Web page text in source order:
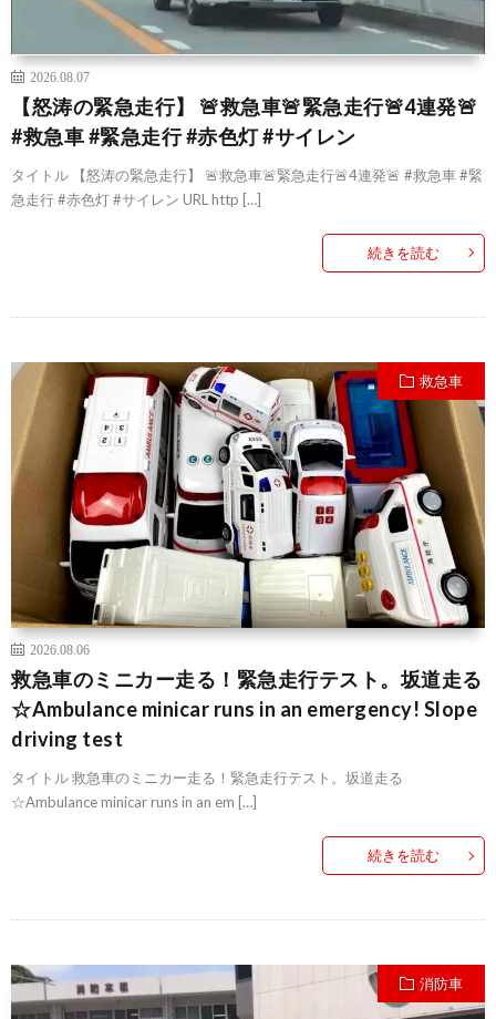
2026.08.07
【怒涛の緊急走行】 🚨救急車🚨緊急走行🚨4連発🚨
#救急車 #緊急走行 #赤色灯 #サイレン
タイトル 【怒涛の緊急走行】 🚨救急車🚨緊急走行🚨4連発🚨 #救急車 #緊
急走行 #赤色灯 #サイレン URL http […]
続きを読む
救急車
2026.08.06
救急車のミニカー走る！緊急走行テスト。坂道走る
☆Ambulance minicar runs in an emergency! Slope
driving test
タイトル 救急車のミニカー走る！緊急走行テスト。坂道走る
☆Ambulance minicar runs in an em […]
続きを読む
消防車